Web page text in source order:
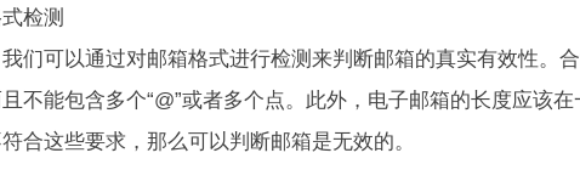
检测
们可以通过对邮箱格式进行检测来判断邮箱的真实有效性。
不能包含多个“@”或者多个点。此外，电子邮箱的长度应该
合这些要求，那么可以判断邮箱是无效的。